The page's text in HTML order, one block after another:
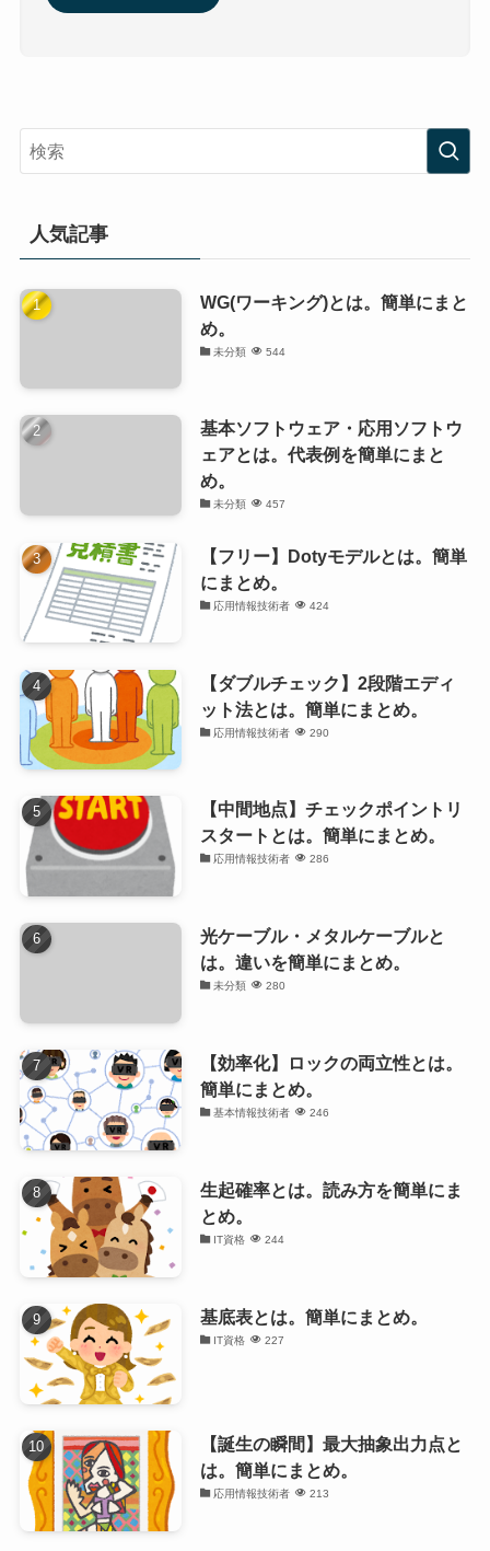
人気記事
WG(ワーキング)とは。簡単にまと
め。
未分類 544
基本ソフトウェア・応用ソフトウ
ェアとは。代表例を簡単にまと
め。
未分類 457
【フリー】Dotyモデルとは。簡単
にまとめ。
応用情報技術者 424
【ダブルチェック】2段階エディ
ット法とは。簡単にまとめ。
応用情報技術者 290
【中間地点】チェックポイントリ
スタートとは。簡単にまとめ。
応用情報技術者 286
光ケーブル・メタルケーブルと
は。違いを簡単にまとめ。
未分類 280
【効率化】ロックの両立性とは。
簡単にまとめ。
基本情報技術者 246
生起確率とは。読み方を簡単にま
とめ。
IT資格 244
基底表とは。簡単にまとめ。
IT資格 227
【誕生の瞬間】最大抽象出力点と
は。簡単にまとめ。
応用情報技術者 213